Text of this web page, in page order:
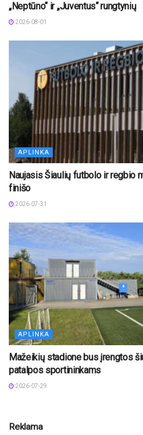
„Neptūno“ ir „Juventus“ rungtynių
2026-08-01
APLINKA
Naujasis Šiaulių futbolo ir regbio
finišo
2026-07-31
APLINKA
Mažeikių stadione bus įrengtos
patalpos sportininkams
2026-07-29
Reklama